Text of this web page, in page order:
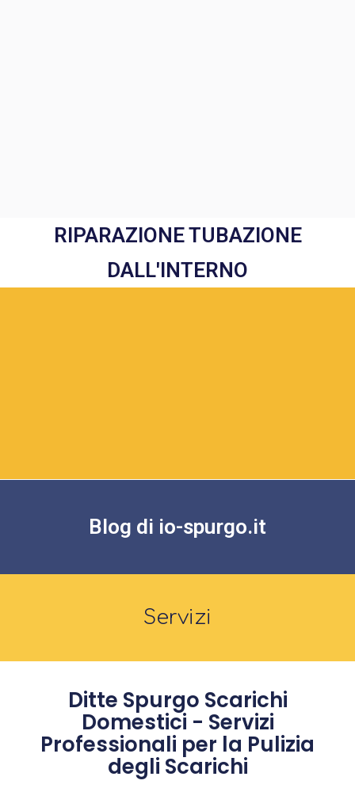
RIPARAZIONE TUBAZIONE
DALL'INTERNO
Blog di io-spurgo.it
Servizi
Ditte Spurgo Scarichi
Domestici - Servizi
Professionali per la Pulizia
degli Scarichi